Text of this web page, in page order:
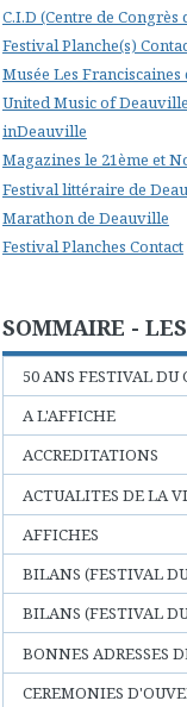
C.I.D (Centre de
Festival Planche(s)
Musée Les
United Music of Deauville
inDeauville
Magazines le 21ème et
Festival littéraire de
Marathon de Deauville
Festival Planches Contact
SOMMAIRE -
50 ANS FESTIVAL
A L'AFFICHE
ACCREDITATIONS
ACTUALITES DE LA
AFFICHES
BILANS (FESTIVAL
BILANS (FESTIVAL
BONNES ADRESSES
CEREMONIES